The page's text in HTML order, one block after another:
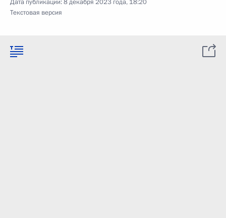
Дата публикации:8 декабря 2023 года, 18:20
Текстовая версия